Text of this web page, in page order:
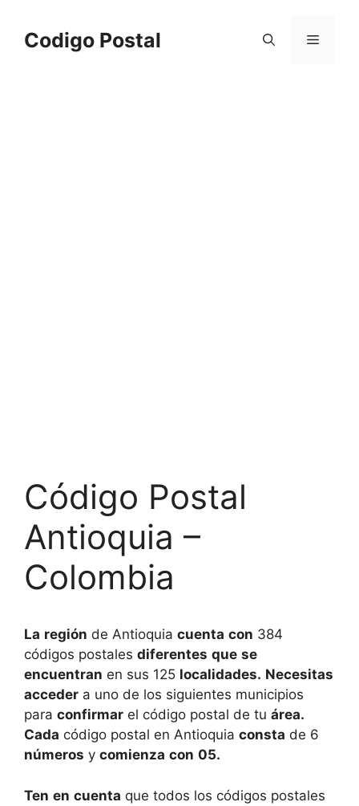
contenido
Codigo Postal Menú
Código Postal
Antioquia –
Colombia
La región de Antioquia cuenta con 384
códigos postales diferentes que se
encuentran en sus 125 localidades. Necesitas
acceder a uno de los siguientes municipios
para confirmar el código postal de tu área.
Cada código postal en Antioquia consta de 6
números y comienza con 05.
Ten en cuenta que todos los códigos postales